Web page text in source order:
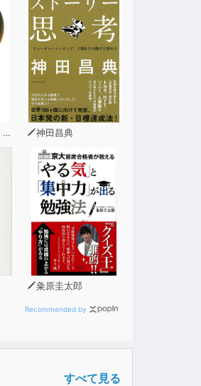
神田昌典
粂原圭太郎
Recommended by
すべて見る